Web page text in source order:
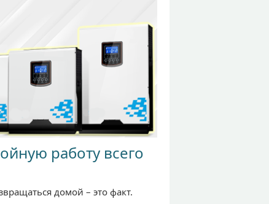
работу всего
домой – это факт.